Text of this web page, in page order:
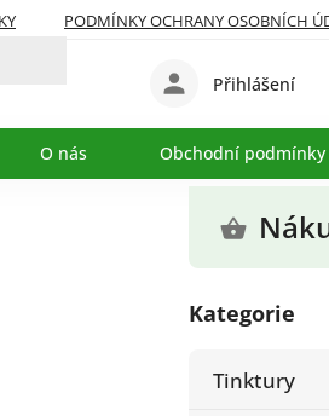
PODMÍNKY OCHRANY OSOBNÍCH
Přihlášení
O nás Obchodní podmínky
Kategorie
Tinktury